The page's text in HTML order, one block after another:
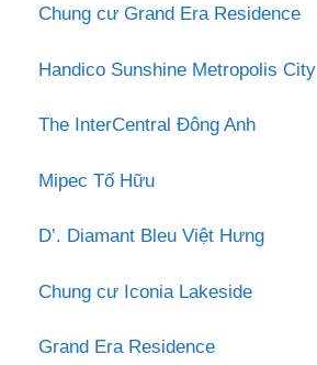
Chung cư Grand Era Residence
Handico Sunshine Metropolis City
The InterCentral Đông Anh
Mipec Tố Hữu
D’. Diamant Bleu Việt Hưng
Chung cư Iconia Lakeside
Grand Era Residence